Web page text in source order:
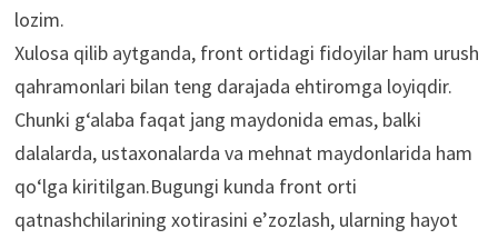
lozim.
Xulosa qilib aytganda, front ortidagi fidoyilar ham urush
qahramonlari bilan teng darajada ehtiromga loyiqdir.
Chunki g‘alaba faqat jang maydonida emas, balki
dalalarda, ustaxonalarda va mehnat maydonlarida ham
qo‘lga kiritilgan.Bugungi kunda front orti
qatnashchilarining xotirasini e’zozlash, ularning hayot